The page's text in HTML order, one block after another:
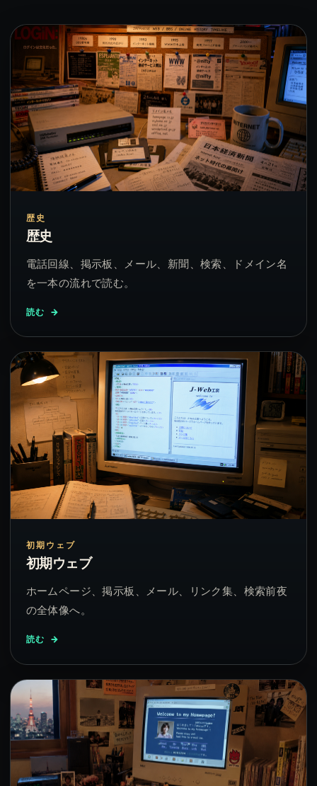
歴史
歴史
電話回線、掲示板、メール、新聞、検索、ドメイン名
を一本の流れで読む。
読む
初期ウェブ
初期ウェブ
ホームページ、掲示板、メール、リンク集、検索前夜
の全体像へ。
読む